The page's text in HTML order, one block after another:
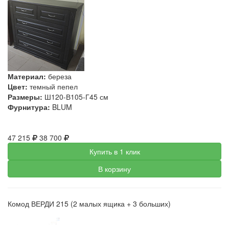
Материал: береза
Цвет: темный пепел
Размеры: Ш120-В105-Г45 см
Фурнитура: BLUM
47 215
38 700
Купить в 1 клик
В корзину
Комод ВЕРДИ 215 (2 малых ящика + 3 больших)